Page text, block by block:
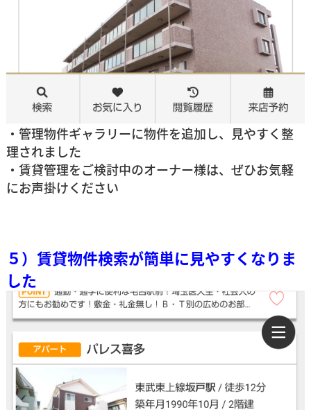
・管理物件ギャラリーに物件を追加し、見やすく整
理されました
・賃貸管理をご検討中のオーナー様は、ぜひお気軽
にお声掛けください
５）賃貸物件検索が簡単に見やすくなりま
した